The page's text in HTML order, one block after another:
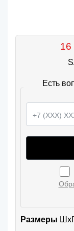
16
Есть
Размеры